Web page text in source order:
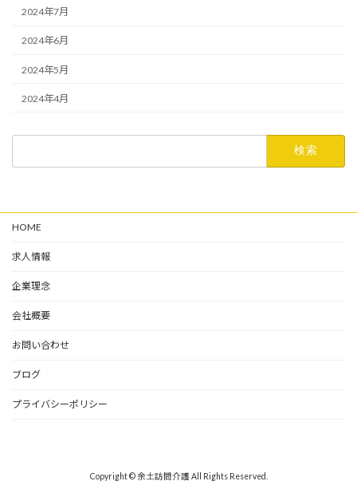
2024年7月
2024年6月
2024年5月
2024年4月
HOME
求人情報
企業理念
会社概要
お問い合わせ
ブログ
プライバシーポリシー
Copyright © 余土訪問介護 All Rights Reserved.